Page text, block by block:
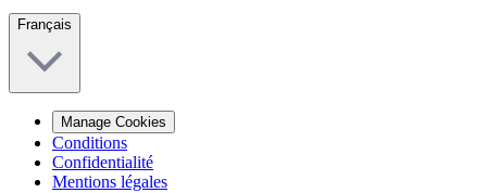
Français
Manage Cookies
Conditions
Confidentialité
Mentions légales